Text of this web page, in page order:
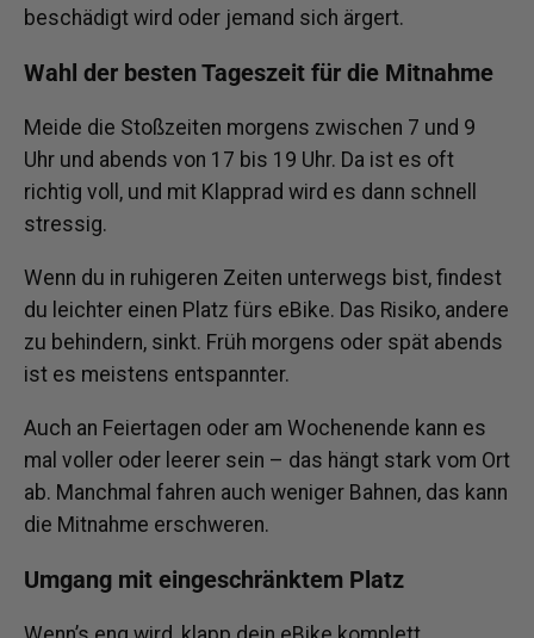
beschädigt wird oder jemand sich ärgert.
Wahl der besten Tageszeit für die Mitnahme
Meide die Stoßzeiten morgens zwischen 7 und 9
Uhr und abends von 17 bis 19 Uhr. Da ist es oft
richtig voll, und mit Klapprad wird es dann schnell
stressig.
Wenn du in ruhigeren Zeiten unterwegs bist, findest
du leichter einen Platz fürs eBike. Das Risiko, andere
zu behindern, sinkt. Früh morgens oder spät abends
ist es meistens entspannter.
Auch an Feiertagen oder am Wochenende kann es
mal voller oder leerer sein – das hängt stark vom Ort
ab. Manchmal fahren auch weniger Bahnen, das kann
die Mitnahme erschweren.
Umgang mit eingeschränktem Platz